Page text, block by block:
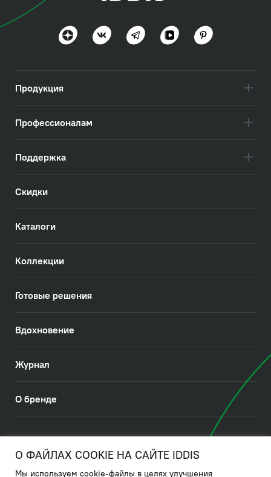
Продукция
Профессионалам
Поддержка
Скидки
Каталоги
Коллекции
Готовые решения
Вдохновение
Журнал
О бренде
О ФАЙЛАХ COOKIE НА САЙТЕ IDDIS
Мы используем cookie-файлы в целях улучшения